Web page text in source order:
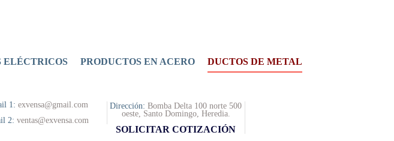
ELÉCTRICOS PRODUCTOS EN ACERO DUCTOS DE METAL
1: exvensa@gmail.com
2:ventas@exvensa.com
Dirección:Bomba Delta 100 norte 500
oeste, Santo Domingo, Heredia.
SOLICITAR COTIZACIÓN